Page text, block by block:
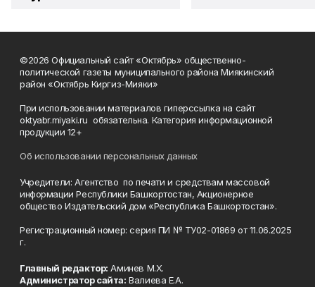
©2026 Официальный сайт «Октябрь» общественно-
политической газеты муниципального района Миякинский
район «Октябрь Киргиз-Мияки»
При использовании материалов гиперссылка на сайт
oktyabr.miyaki.ru обязательна. Категория информационной
продукции 12+
Об использовании персональных данных
Учредители: Агентство по печати и средствам массовой
информации Республики Башкортостан, Акционерное
общество Издательский дом «Республика Башкортостан».
Регистрационный номер: серия ПИ № ТУ02-01869 от 11.06.2025
г.
Главный редактор: Аминев М.Х.
Администратор сайта: Валиева Е.А.